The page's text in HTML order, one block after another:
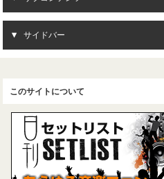
サイドバー
このサイトについて